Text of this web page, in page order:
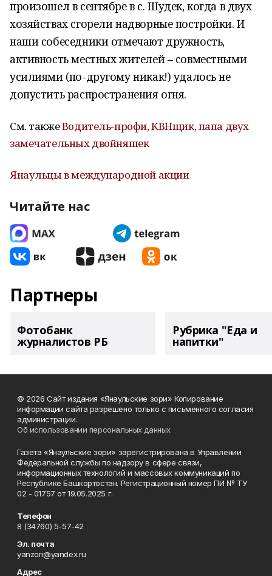
произошел в сентябре в с. Шудек, когда в двух
хозяйствах сгорели надворные постройки. И
наши собеседники отмечают дружность,
активность местных жителей – совместными
усилиями (по-другому никак!) удалось не
допустить распространения огня.
См. такжеВодитель-профи, КВНщик, папа двух
замечательных двойняшек
Янаульцы в международной акции
Читайте нас
Партнеры
Фотобанк
журналистов РБ
Рубрика "Еда и
напитки"
© 2026 Сайт издания «Янаульские зори» Копирование
информации сайта разрешено только с письменного согласия
администрации.
Об использовании персональных данных
Газета «Янаульские зори» зарегистрирована в Управлении
Федеральной службы по надзору в сфере связи,
информационных технологий и массовых коммуникаций по
Республике Башкортостан. Регистрационный номер ПИ № ТУ
02 - 01757 от 19.05.2025 г.
Телефон
8 (34760) 5-57-42
Эл. почта
yanzori@yandex.ru
Адрес